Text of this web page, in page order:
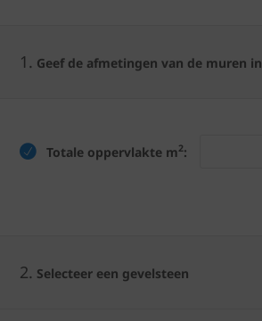
1. Geef de afmetingen van de muren in
Totale oppervlakte m2:
2. Selecteer een gevelsteen